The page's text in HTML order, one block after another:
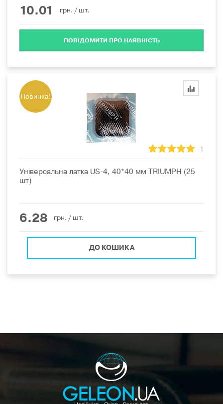
10.01 грн. / шт.
ПОВІДОМИТИ ПРО НАЯВНІСТЬ
Новинка!
1
Універсальна латка US-4, 40*40 мм TRIUMPH (25
шт)
6.28 грн. / шт.
ДО КОШИКА